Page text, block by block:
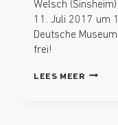
Welsch
11. Juli 2017 um
Deutsche
frei!
LEES MEER